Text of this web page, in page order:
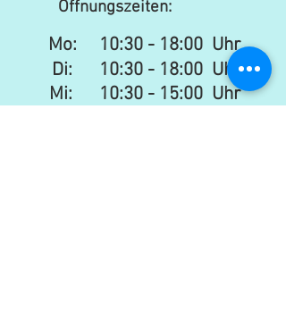
Öffnungszeiten:
Mo: 10:30 - 18:00 Uhr
Di: 10:30 - 18:00 Uhr
Mi: 10:30 - 15:00 Uhr​​